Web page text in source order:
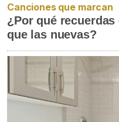
Canciones que marcan
¿Por qué
que las nuevas?